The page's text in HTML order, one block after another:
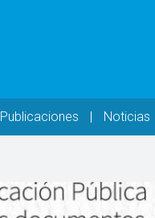
Publicaciones Noticias